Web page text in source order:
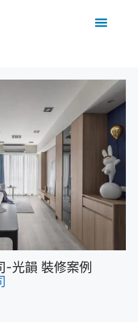
-光韻 裝修案例